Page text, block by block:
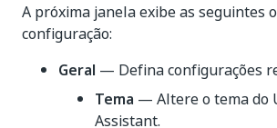
A próxima janela exibe as seguintes
configuração:
Geral — Defina configurações
Tema — Altere o tema do
Assistant.